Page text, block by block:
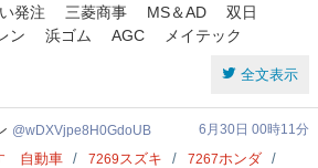
い発注 三菱商事 MS＆AD 双日
ン 浜ゴム AGC メイテック
全文表示
wDXVjpe8H0GdoUB
6月30日 00時11分
ゞ自動車 7269スズキ 7267ホンダ